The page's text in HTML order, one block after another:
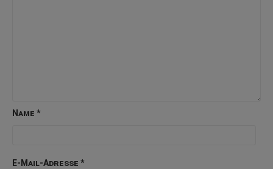
Name *
E-Mail-Adresse *